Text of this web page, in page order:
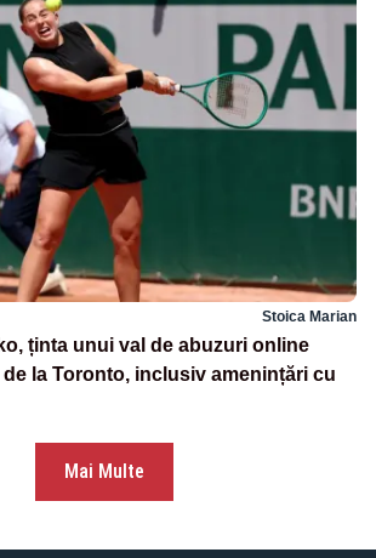
Stoica Marian
ținta unui val de abuzuri online
la Toronto, inclusiv amenințări cu
Mai Multe